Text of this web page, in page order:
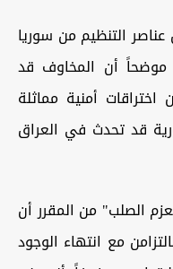
5700 محتجز من عناصر التنظيم من سوريا
موضحاً أن المخاوف قد
أمنية مماثلة
قد تحدث في العراق
الصلب" من المقرر أن
مع انتهاء الوجود